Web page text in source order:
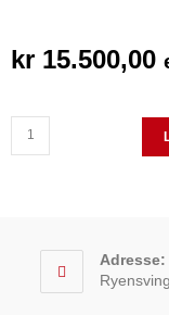
kr 15.500,00
Adresse: